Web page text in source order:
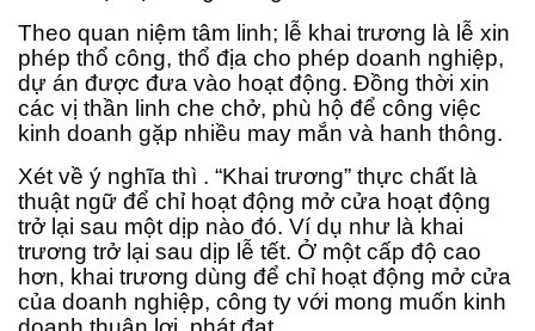
Theo quan niệm tâm linh; lễ khai trương là lễ xin
phép thổ công, thổ địa cho phép doanh nghiệp,
dự án được đưa vào hoạt động. Đồng thời xin
các vị thần linh che chở, phù hộ để công việc
kinh doanh gặp nhiều may mắn và hanh thông.
Xét về ý nghĩa thì . “Khai trương” thực chất là
thuật ngữ để chỉ hoạt động mở cửa hoạt động
trở lại sau một dịp nào đó. Ví dụ như là khai
trương trở lại sau dịp lễ tết. Ở một cấp độ cao
hơn, khai trương dùng để chỉ hoạt động mở cửa
của doanh nghiệp, công ty với mong muốn kinh